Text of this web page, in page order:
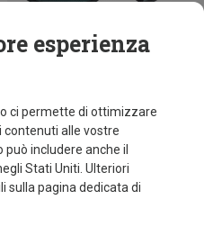
Edelrid
Imbracatura da arrampicata Skye
64,60 €
esperienza
ci permette di ottimizzare
contenuti alle vostre
includere anche il
Stati Uniti. Ulteriori
sulla pagina dedicata di